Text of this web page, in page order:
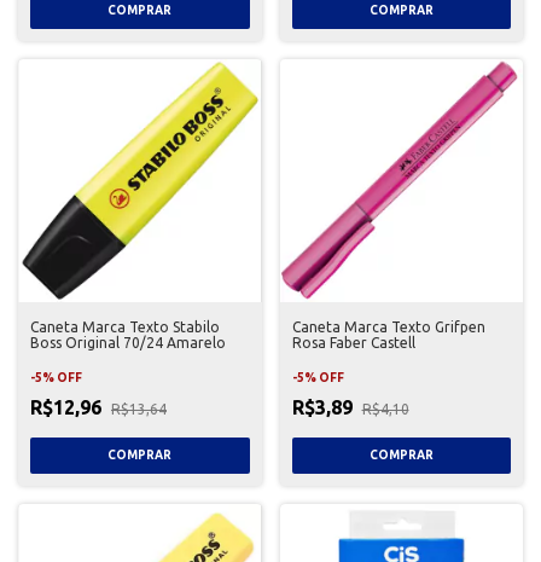
Caneta Marca Texto Stabilo
Boss Original 70/24 Amarelo
-5% OFF
R$12,96 R$13,64
Caneta Marca Texto Grifpen
Rosa Faber Castell
-5% OFF
R$3,89 R$4,10